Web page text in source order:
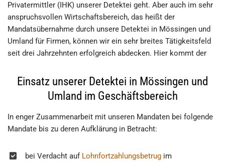
Privatermittler (IHK) unserer Detektei geht. Aber auch im sehr
anspruchsvollen Wirtschaftsbereich, das heißt der
Mandatsübernahme durch unsere Detektei in Mössingen und
Umland für Firmen, können wir ein sehr breites Tätigkeitsfeld
seit drei Jahrzehnten erfolgreich abdecken. Hier kommt der
Einsatz unserer Detektei in Mössingen und
Umland im Geschäftsbereich
In enger Zusammenarbeit mit unseren Mandaten bei folgende
Mandate bis zu deren Aufklärung in Betracht:
bei Verdacht auf Lohnfortzahlungsbetrug im